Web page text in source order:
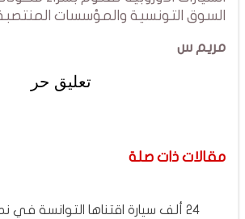
السوق التونسية والمؤسسات
مريم س
تعليق حر
مقالات ذات صلة
24 ألف سيارة اقتناها التوانسة